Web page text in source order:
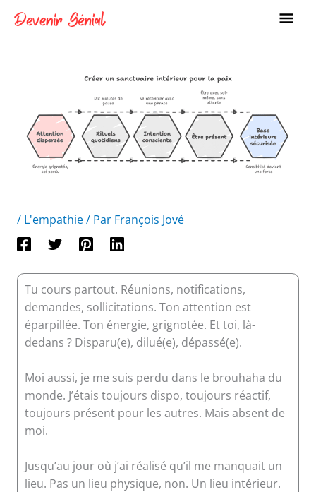
/ L'empathie/ Par François Jové
Tu cours partout. Réunions, notifications,
demandes, sollicitations. Ton attention est
éparpillée. Ton énergie, grignotée. Et toi, là-
dedans ? Disparu(e), dilué(e), dépassé(e).
Moi aussi, je me suis perdu dans le brouhaha du
monde. J’étais toujours dispo, toujours réactif,
toujours présent pour les autres. Mais absent de
moi.
Jusqu’au jour où j’ai réalisé qu’il me manquait un
lieu. Pas un lieu physique, non. Un lieu intérieur.